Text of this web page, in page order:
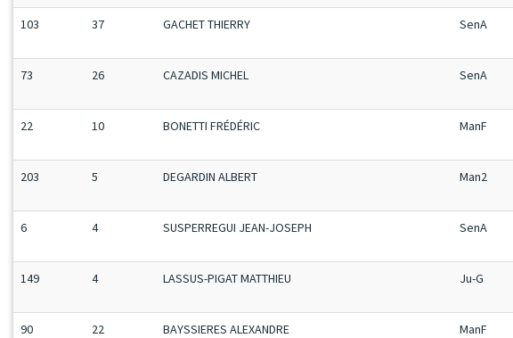
103 37 GACHET THIERRY SenA
73 26 CAZADIS MICHEL SenA
22 10 BONETTI FRÉDÉRIC ManF
203 5 DEGARDIN ALBERT Man2
6 4 SUSPERREGUI JEAN-JOSEPH SenA
149 4 LASSUS-PIGAT MATTHIEU Ju-G
90 22 BAYSSIERES ALEXANDRE ManF